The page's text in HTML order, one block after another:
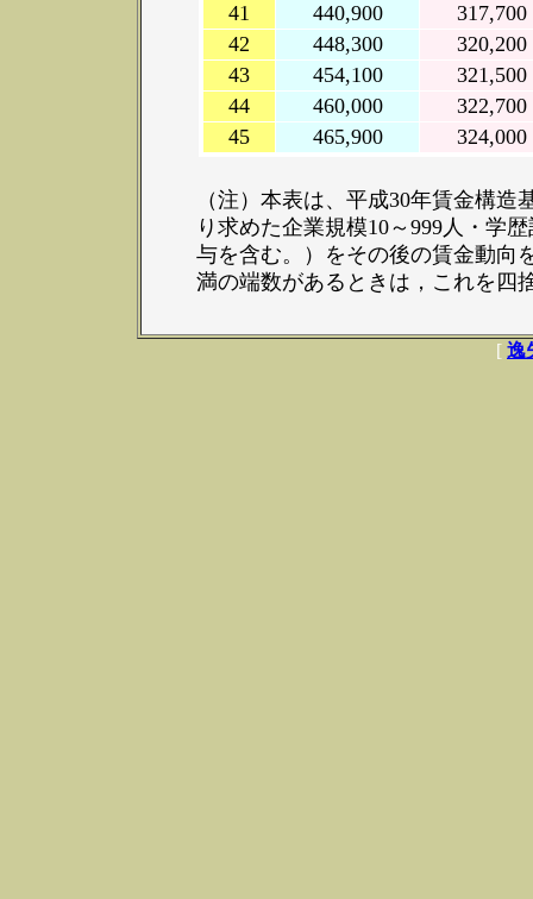
41
440,900
317,700
42
448,300
320,200
43
454,100
321,500
44
460,000
322,700
45
465,900 324,000
（注）本表は、平成30年賃金構
り求めた企業規模10～999人・学
与を含む。）をその後の賃金動向
満の端数があるときは，これを四
[ 逸